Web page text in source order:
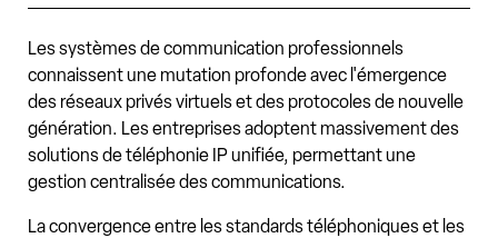
Les systèmes de communication professionnels
connaissent une mutation profonde avec l'émergence
des réseaux privés virtuels et des protocoles de nouvelle
génération. Les entreprises adoptent massivement des
solutions de téléphonie IP unifiée, permettant une
gestion centralisée des communications.
La convergence entre les standards téléphoniques et les